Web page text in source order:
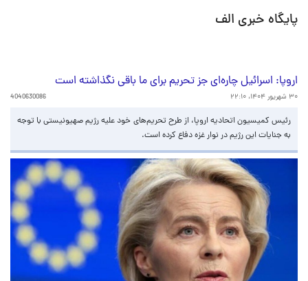
پایگاه خبری الف
اروپا: اسرائیل چاره‌ای جز تحریم برای ما باقی نگذاشته است
۳۰ شهریور ۱۴۰۴، ۲۲:۱۰ 4040630086
رئیس کمیسیون اتحادیه اروپا، از طرح تحریم‌های خود علیه رژیم صهیونیستی با توجه
به جنایات این رژیم در نوار غزه دفاع کرده است.